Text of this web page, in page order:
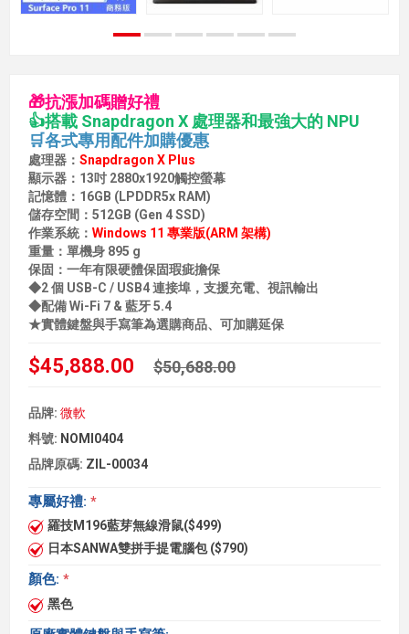
🎁抗漲加碼贈好禮
👍搭載 Snapdragon X 處理器和最強大的 NPU
🛒各式專用配件加購優惠
處理器： Snapdragon X Plus
顯示器：13吋 2880x1920觸控螢幕
記憶體：16GB (LPDDR5x RAM)
儲存空間：512GB (Gen 4 SSD)
作業系統： Windows 11 專業版(ARM 架構)
重量：單機身 895 g
保固：一年有限硬體保固瑕疵擔保
◆2 個 USB-C / USB4 連接埠，支援充電、視訊輸出
◆配備 Wi-Fi 7 & 藍牙 5.4
★實體鍵盤與手寫筆為選購商品、可加購延保
$45,888.00 $50,688.00
品牌: 微軟
料號: NOMI0404
品牌原碼: ZIL-00034
專屬好禮: *
羅技M196藍芽無線滑鼠($499)
日本SANWA雙拼手提電腦包 ($790)
顏色: *
黑色